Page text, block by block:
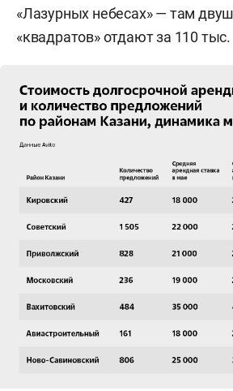
«Лазурных небесах» — там
«квадратов» отдают за 110